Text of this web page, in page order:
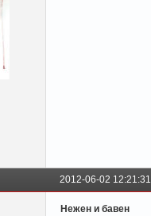
2012-06-02 12:21:31
Нежен и бавен